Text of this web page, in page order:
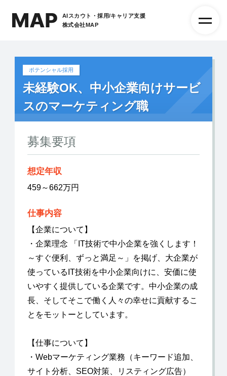
AIスカウト・採用/キャリア支援
株式会社MAP
ポテンシャル採用
未経験OK、中小企業向けサービ
スのマーケティング職
募集要項
想定年収
459～662万円
仕事内容
【企業について】
・企業理念 「IT技術で中小企業を強くします！
～すぐ便利、ずっと満足～」を掲げ、大企業が
使っているIT技術を中小企業向けに、安価に使
いやすく提供している企業です。中小企業の成
長、そしてそこで働く人々の幸せに貢献するこ
とをモットーとしています。
【仕事について】
・Webマーケティング業務（キーワード追加、
サイト分析、SEO対策、リスティング広告）